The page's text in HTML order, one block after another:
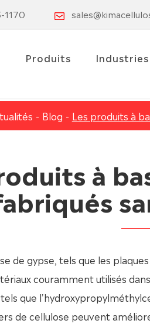
1170
Produits Industries
Blog Les produits à
à
de gypse, tels que les
couramment utilisés
que
de cellulose peuvent